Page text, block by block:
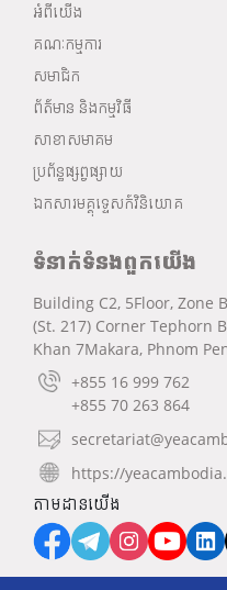
អំពីយើង
គណៈកម្មការ
សមាជិក
ព័ត៌មាន និងកម្មវិធី
សាខាសមាគម
ប្រព័ន្ធផ្សព្វផ្សាយ
ឯកសារមគ្គុទ្ទេសក៍វិនិយោគ
ទំនាក់ទំនងពួកយើង
Building C2, 5Floor, Zone
(St. 217) Corner Tephorn
Khan 7Makara, Phnom
+855 16 999 762
+855 70 263 864
https://
តាមដានយើង